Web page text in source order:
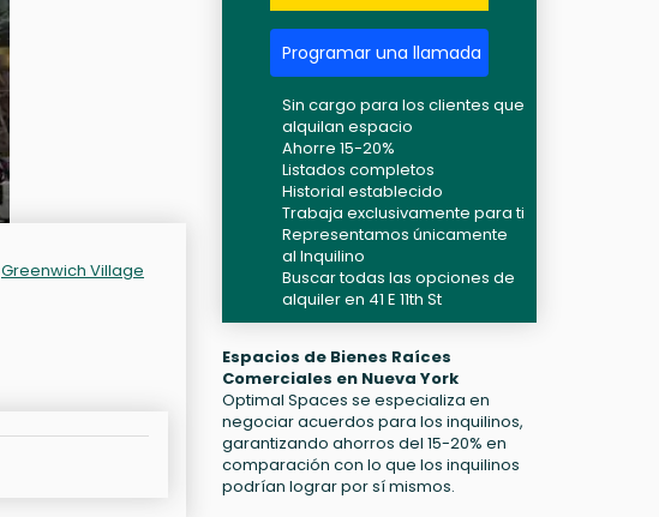
Greenwich Village
Programar una llamada
Sin cargo para los clientes que
alquilan espacio
Ahorre 15-20%
Listados completos
Historial establecido
Trabaja exclusivamente para ti
Representamos únicamente
al Inquilino
Buscar todas las opciones de
alquiler en 41 E 11th St
Espacios de Bienes Raíces
Comerciales en Nueva York
Optimal Spaces se especializa en
negociar acuerdos para los inquilinos,
garantizando ahorros del 15-20% en
comparación con lo que los inquilinos
podrían lograr por sí mismos.